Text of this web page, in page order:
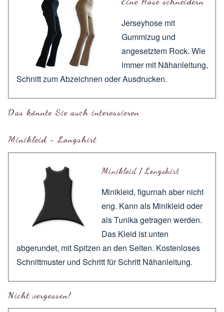
Jerseyhose mit
Gummizug und
angesetztem Rock. Wie
immer mit Nähanleitung,
Schnitt zumAbzeichnen oderAusdrucken.
Das könnte Sie auch interessieren
Minikleid - Longshirt
Minikleid / Longshirt
Minikleid, figurnah aber nicht
eng. Kann als Minikleid oder
als Tunika getragen werden.
Das Kleid ist unten
abgerundet, mit Spitzen an den Seiten. Kostenloses
Schnittmuster und Schritt für Schritt Nähanleitung.
Nicht vergessen!